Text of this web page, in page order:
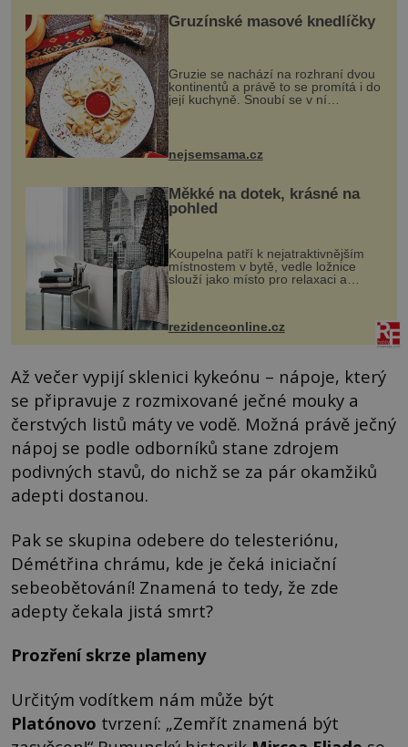
Gruzínské masové knedlíčky
Gruzie se nachází na rozhraní dvou
kontinentů a právě to se promítá i do
její kuchyně. Snoubí se v ní
evropské a asijské chutě a díky tomu
vznikají rozmanité a chuťově bohaté
pokrmy, které rozhodně st...
nejsemsama.cz
Měkké na dotek, krásné na
pohled
Koupelna patří k nejatraktivnějším
místnostem v bytě, vedle ložnice
slouží jako místo pro relaxaci a
odpočinek. Koupelnový textil –
ručníky, osušky a koberečky –
mohou jako mávnutím kouzelného
proutku...
rezidenceonline.cz
Až večer vypijí sklenici kykeónu – nápoje, který
se připravuje z rozmixované ječné mouky a
čerstvých listů máty ve vodě. Možná právě ječný
nápoj se podle odborníků stane zdrojem
podivných stavů, do nichž se za pár okamžiků
adepti dostanou.
Pak se skupina odebere do telesteriónu,
Démétřina chrámu, kde je čeká iniciační
sebeobětování! Znamená to tedy, že zde
adepty čekala jistá smrt?
Prozření skrze plameny
Určitým vodítkem nám může být
Platónovo tvrzení: „Zemřít znamená být